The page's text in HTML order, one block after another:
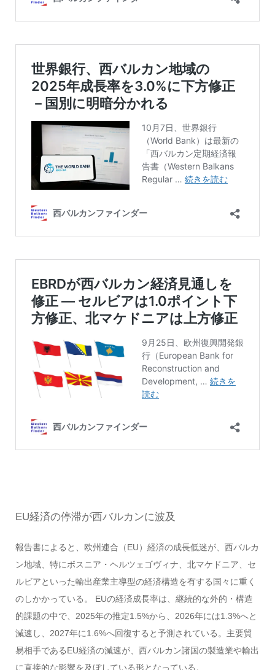
EU経済の停滞が西バルカンに波及
報告書によると、欧州連合（EU）経済の成長低迷が、西バルカ
ン地域、特にボスニア・ヘルツェゴヴィナ、北マケドニア、セ
ルビアといった輸出産業主導型の経済構造を有する国々に重く
のしかかっている。 EUの経済成長率は、継続的な外的・構造
的課題の中で、2025年の推定1.5%から、2026年には1.3%へと
減速し、2027年に1.6%へ回復すると予測されている。主要貿
易相手であるEU経済の減速が、西バルカン諸国の製造業や輸出
に直接的な影響を及ぼしている形となっている。